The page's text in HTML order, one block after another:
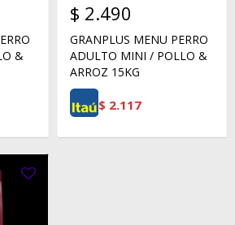
&
$ 2.490
GRANPLUS MENU PERRO
ADULTO MINI / POLLO &
ARROZ 15KG
$ 2.117